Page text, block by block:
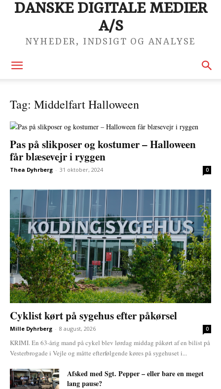
DANSKE DIGITALE MEDIER
A/S
NYHEDER, INDSIGT OG ANALYSE
Tag: Middelfart Halloween
Pas på slikposer og kostumer – Halloween
får blæsevejr i ryggen
Thea Dyhrberg - 31 oktober, 2024 0
Cyklist kørt på sygehus efter påkørsel
Mille Dyhrberg - 8 august, 2026 0
KRIMI. En 63-årig mand på cykel blev lørdag middag påkørt af en bilist på
Vesterbrogade i Vejle og måtte efterfølgende køres på sygehuset i...
Afsked med Sgt. Pepper – eller bare en meget
lang pause?